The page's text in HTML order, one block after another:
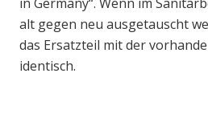
alt gegen neu ausgetauscht
das Ersatzteil mit der
identisch.